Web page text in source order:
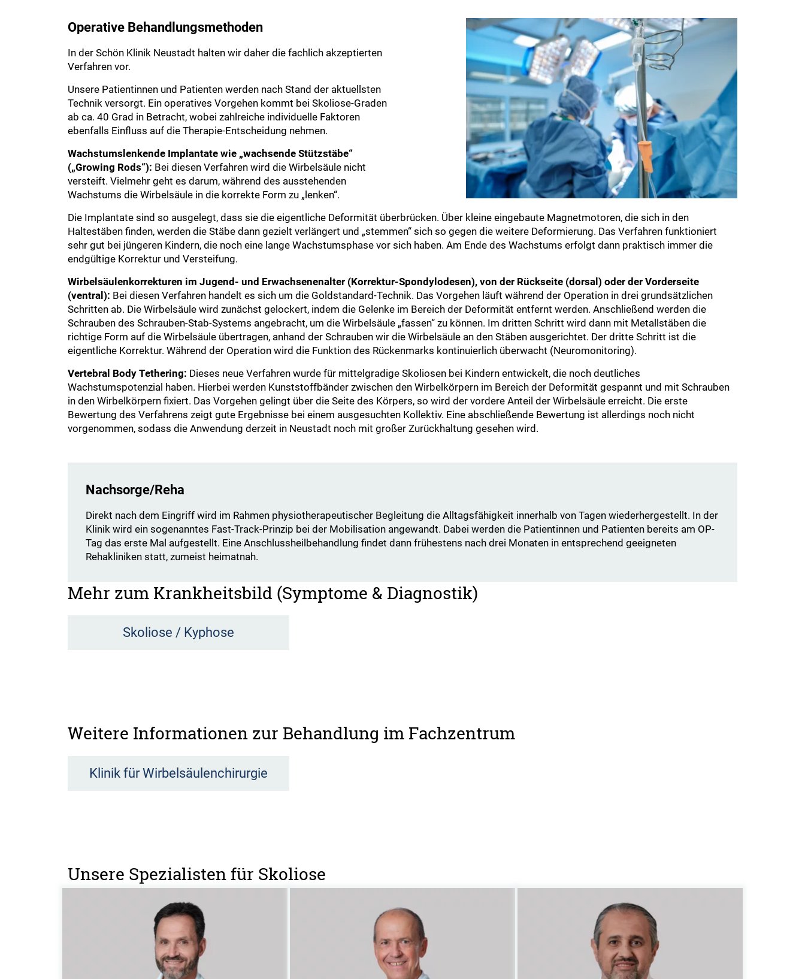
Operative Behandlungsmethoden
In der Schön Klinik Neustadt halten wir daher die fachlich akzeptierten
Verfahren vor.
Unsere Patientinnen und Patienten werden nach Stand der aktuellsten
Technik versorgt. Ein operatives Vorgehen kommt bei Skoliose-Graden
ab ca. 40 Grad in Betracht, wobei zahlreiche individuelle Faktoren
ebenfalls Einfluss auf die Therapie-Entscheidung nehmen.
Wachstumslenkende Implantate wie „wachsende Stützstäbe“
(„Growing Rods“): Bei diesen Verfahren wird die Wirbelsäule nicht
versteift. Vielmehr geht es darum, während des ausstehenden
Wachstums die Wirbelsäule in die korrekte Form zu „lenken“.
Die Implantate sind so ausgelegt, dass sie die eigentliche Deformität überbrücken. Über kleine eingebaute Magnetmotoren, die sich in den
Haltestäben finden, werden die Stäbe dann gezielt verlängert und „stemmen“ sich so gegen die weitere Deformierung. Das Verfahren funktioniert
sehr gut bei jüngeren Kindern, die noch eine lange Wachstumsphase vor sich haben. Am Ende des Wachstums erfolgt dann praktisch immer die
endgültige Korrektur und Versteifung.
Wirbelsäulenkorrekturen im Jugend- und Erwachsenenalter (Korrektur-Spondylodesen), von der Rückseite (dorsal) oder der Vorderseite
(ventral): Bei diesen Verfahren handelt es sich um die Goldstandard-Technik. Das Vorgehen läuft während der Operation in drei grundsätzlichen
Schritten ab. Die Wirbelsäule wird zunächst gelockert, indem die Gelenke im Bereich der Deformität entfernt werden. Anschließend werden die
Schrauben des Schrauben-Stab-Systems angebracht, um die Wirbelsäule „fassen“ zu können. Im dritten Schritt wird dann mit Metallstäben die
richtige Form auf die Wirbelsäule übertragen, anhand der Schrauben wir die Wirbelsäule an den Stäben ausgerichtet. Der dritte Schritt ist die
eigentliche Korrektur. Während der Operation wird die Funktion des Rückenmarks kontinuierlich überwacht (Neuromonitoring).
Vertebral Body Tethering: Dieses neue Verfahren wurde für mittelgradige Skoliosen bei Kindern entwickelt, die noch deutliches
Wachstumspotenzial haben. Hierbei werden Kunststoffbänder zwischen den Wirbelkörpern im Bereich der Deformität gespannt und mit Schrauben
in den Wirbelkörpern fixiert. Das Vorgehen gelingt über die Seite des Körpers, so wird der vordere Anteil der Wirbelsäule erreicht. Die erste
Bewertung des Verfahrens zeigt gute Ergebnisse bei einem ausgesuchten Kollektiv. Eine abschließende Bewertung ist allerdings noch nicht
vorgenommen, sodass die Anwendung derzeit in Neustadt noch mit großer Zurückhaltung gesehen wird.
Nachsorge/Reha
Direkt nach dem Eingriff wird im Rahmen physiotherapeutischer Begleitung die Alltagsfähigkeit innerhalb von Tagen wiederhergestellt. In der
Klinik wird ein sogenanntes Fast-Track-Prinzip bei der Mobilisation angewandt. Dabei werden die Patientinnen und Patienten bereits am OP-
Tag das erste Mal aufgestellt. Eine Anschlussheilbehandlung findet dann frühestens nach drei Monaten in entsprechend geeigneten
Rehakliniken statt, zumeist heimatnah.
Mehr zum Krankheitsbild (Symptome & Diagnostik)
Skoliose / Kyphose
Weitere Informationen zur Behandlung im Fachzentrum
Klinik für Wirbelsäulenchirurgie
Unsere Spezialisten für Skoliose